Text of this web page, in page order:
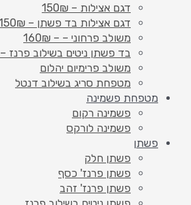
דגם אצילות – 150₪
דגם אצילות בד פשתן – 150₪
משולב פרחוני – – 160₪
בד פשתן ניטים בשילוב פרנז – 100₪
משולב פרימיום יהלום
מטפחת סריג בשילוב דנטל
מטפחת פשמינה
פשמינה רקום
פשמינה לורקס
פשתן
פשתן חלק
פשתן פרנז' כסף
פשתן פרנז' זהב